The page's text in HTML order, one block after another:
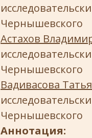
Чернышевского
Астахов
Чернышевского
Вадивасова
Чернышевского
Аннотация: